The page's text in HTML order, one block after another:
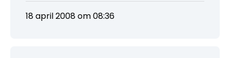
18 april 2008 om 08:36